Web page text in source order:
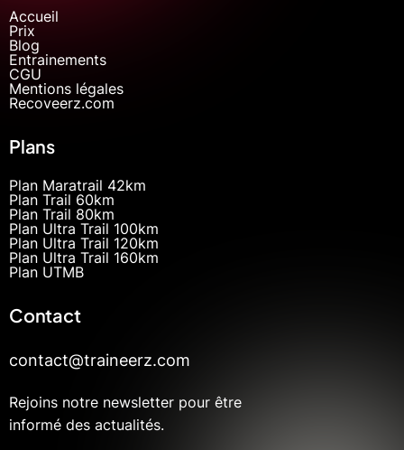
Accueil
Prix
Blog
Entrainements
CGU
Mentions légales
Recoveerz.com
Plans
Plan Maratrail 42km
Plan Trail 60km
Plan Trail 80km
Plan Ultra Trail 100km
Plan Ultra Trail 120km
Plan Ultra Trail 160km
Plan UTMB
Contact
contact@traineerz.com
Rejoins notre newsletter pour être
informé des actualités.